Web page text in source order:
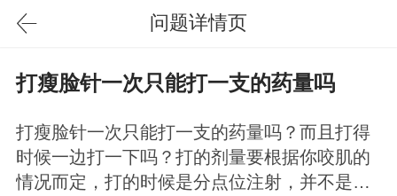
问题详情页
打瘦脸针一次只能打一支的药量吗
打瘦脸针一次只能打一支的药量吗？而且打得
时候一边打一下吗？打的剂量要根据你咬肌的
情况而定，打的时候是分点位注射，并不是一